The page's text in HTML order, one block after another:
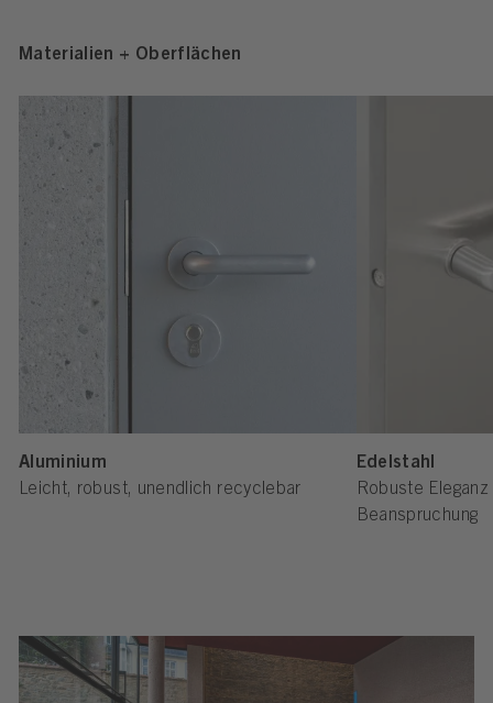
Materialien + Oberflächen
Aluminium
Leicht, robust, unendlich recyclebar
Edelstahl
Robuste
Beanspruchung